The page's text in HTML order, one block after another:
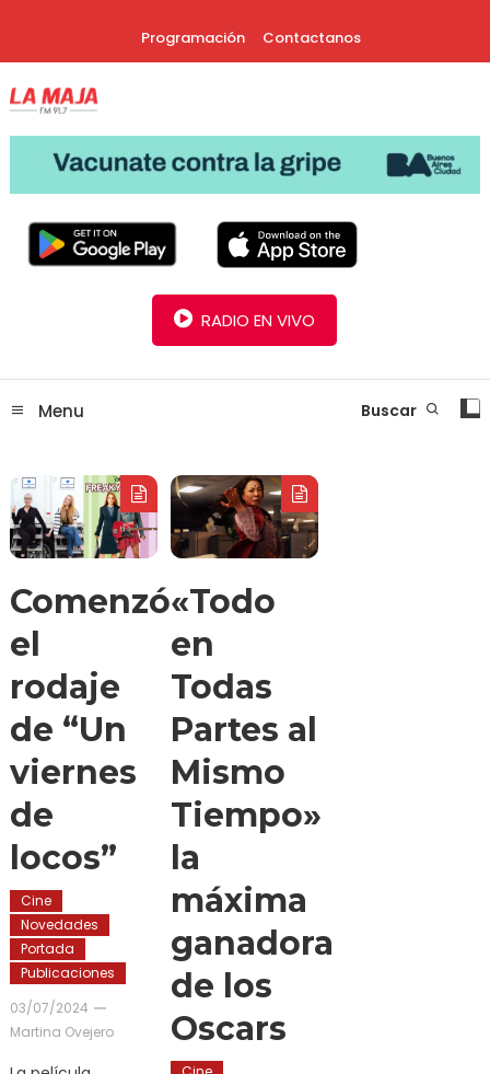
Programación Contactanos
Radio La Maja
RADIO EN VIVO
Menu Buscar
Comenzó
el
rodaje
de “Un
viernes
de
locos”
Cine
Novedades
Portada
Publicaciones
03/07/2024
Martina Ovejero
«Todo
en
Todas
Partes al
Mismo
Tiempo»
la
máxima
ganadora
de los
Oscars